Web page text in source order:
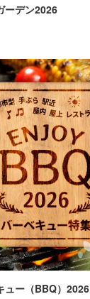
ーデン2026
ュー（BBQ）2026